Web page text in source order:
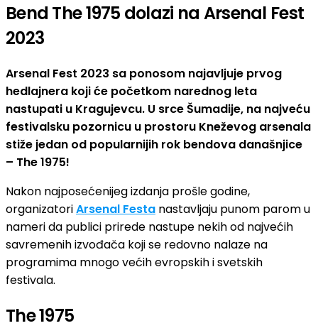
Bend The 1975 dolazi na Arsenal Fest
2023
Arsenal Fest 2023 sa ponosom najavljuje prvog
hedlajnera koji će početkom narednog leta
nastupati u Kragujevcu. U srce Šumadije, na najveću
festivalsku pozornicu u prostoru Kneževog arsenala
stiže jedan od popularnijih rok bendova današnjice
– The 1975!
Nakon najposećenijeg izdanja prošle godine,
organizatoriArsenal Festa nastavljaju punom parom u
nameri da publici prirede nastupe nekih od najvećih
savremenih izvođača koji se redovno nalaze na
programima mnogo većih evropskih i svetskih
festivala.
The 1975